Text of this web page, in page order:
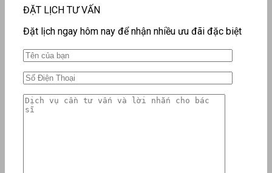
ĐẶT LỊCH TƯ VẤN
Đặt lịch ngay hôm nay để nhận nhiều ưu đãi đặc biệt